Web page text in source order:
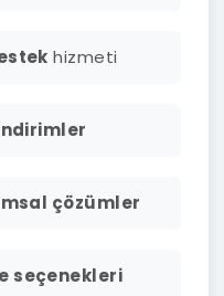
hizmeti
çözümler
seçenekleri